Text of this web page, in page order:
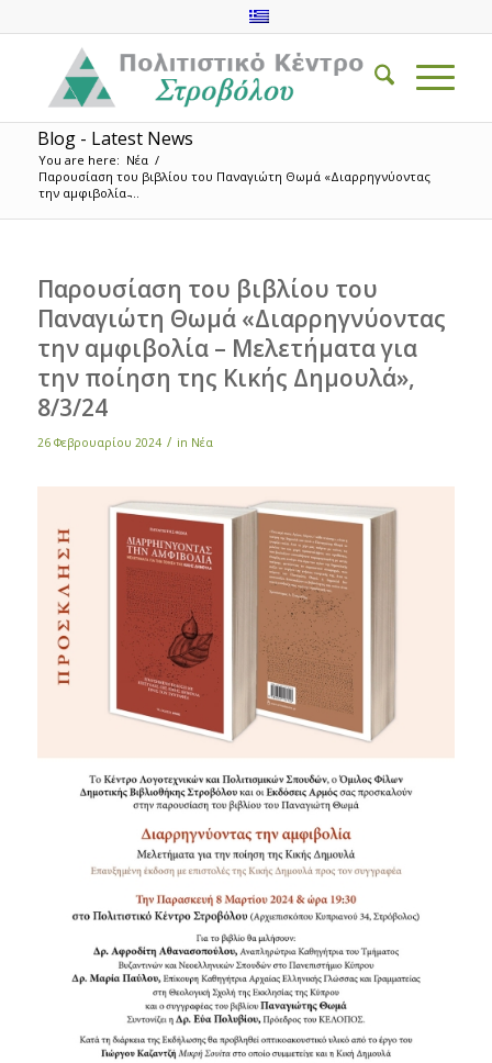
Blog - Latest News
You are here: Νέα /
Παρουσίαση του βιβλίου του Παναγιώτη Θωμά «Διαρρηγνύοντας
την αμφιβολία ̵...
Παρουσίαση του βιβλίου του
Παναγιώτη Θωμά «Διαρρηγνύοντας
την αμφιβολία – Μελετήματα για
την ποίηση της Κικής Δημουλά»,
8/3/24
26 Φεβρουαρίου 2024 / in Νέα